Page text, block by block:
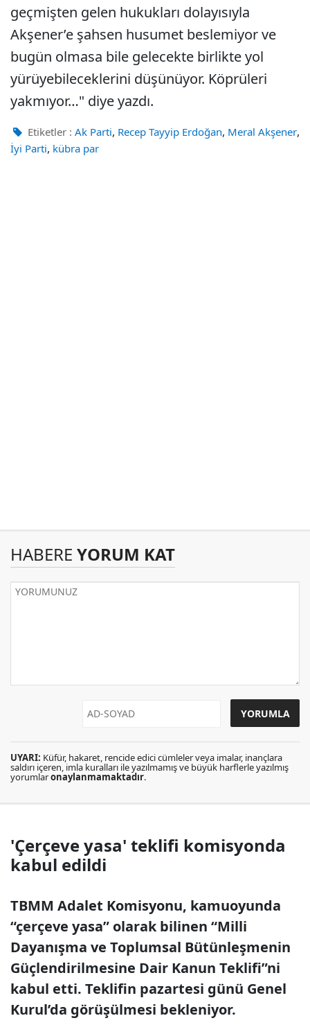
geçmişten gelen hukukları dolayısıyla
Akşener’e şahsen husumet beslemiyor ve
bugün olmasa bile gelecekte birlikte yol
yürüyebileceklerini düşünüyor. Köprüleri
yakmıyor…" diye yazdı.
Etiketler : Ak Parti, Recep Tayyip Erdoğan, Meral Akşener,
İyi Parti, kübra par
HABERE YORUM KAT
UYARI: Küfür, hakaret, rencide edici cümleler veya imalar, inançlara
saldırı içeren, imla kuralları ile yazılmamış ve büyük harflerle yazılmış
yorumlaronaylanmamaktadır.
'Çerçeve yasa' teklifi komisyonda
kabul edildi
TBMM Adalet Komisyonu, kamuoyunda
“çerçeve yasa” olarak bilinen “Milli
Dayanışma ve Toplumsal Bütünleşmenin
Güçlendirilmesine Dair Kanun Teklifi”ni
kabul etti. Teklifin pazartesi günü Genel
Kurul’da görüşülmesi bekleniyor.